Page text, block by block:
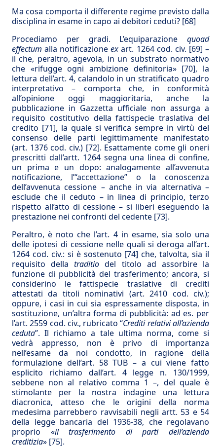
Ma cosa comporta il differente regime previsto dalla
disciplina in esame in capo ai debitori ceduti? [68]
Procediamo per gradi. L’equiparazione quoad
effectum alla notificazioneex art. 1264 cod. civ. [69] –
il che, peraltro, agevola, in un substrato normativo
che «rifugge ogni ambizione definitoria» [70], la
lettura dell’art. 4, calandolo in un stratificato quadro
interpretativo – comporta che, in conformità
all’opinione oggi maggioritaria, anche la
pubblicazione in Gazzetta ufficiale non assurga a
requisito costitutivo della fattispecie traslativa del
credito [71], la quale si verifica sempre in virtù del
consenso delle parti legittimamente manifestato
(art. 1376 cod. civ.) [72]. Esattamente come gli oneri
prescritti dall’artt. 1264 segna una linea di confine,
un prima e un dopo: analogamente all’avvenuta
notificazione, l’“accettazione” o la conoscenza
dell’avvenuta cessione – anche in via alternativa –
esclude che il ceduto – in linea di principio, terzo
rispetto all’atto di cessione – si liberi eseguendo la
prestazione nei confronti del cedente [73].
Peraltro, è noto che l’art. 4 in esame, sia solo una
delle ipotesi di cessione nelle quali si deroga all’art.
1264 cod. civ.: si è sostenuto [74] che, talvolta, sia il
requisito dellatraditio del titolo ad assorbire la
funzione di pubblicità del trasferimento; ancora, si
considerino le fattispecie traslative di crediti
attestati da titoli nominativi (art. 2410 cod. civ.);
oppure, i casi in cui sia espressamente disposta, in
sostituzione, un’altra forma di pubblicità: ad es. per
l’art. 2559 cod. civ., rubricato “Crediti relativi all’azienda
ceduta”. Il richiamo a tale ultima norma, come si
vedrà appresso, non è privo di importanza
nell’esame da noi condotto, in ragione della
formulazione dell’art. 58 TUB – a cui viene fatto
esplicito richiamo dall’art. 4 legge n. 130/1999,
sebbene non al relativo comma 1 –, del quale è
stimolante per la nostra indagine una lettura
diacronica, atteso che le origini della norma
medesima parrebbero ravvisabili negli artt. 53 e 54
della legge bancaria del 1936-38, che regolavano
proprio «il trasferimento di parti dell’azienda
creditizia» [75].